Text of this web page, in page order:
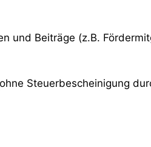
und Beiträge (z.B.
Steuerbescheinigung